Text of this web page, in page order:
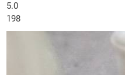
5.0
198